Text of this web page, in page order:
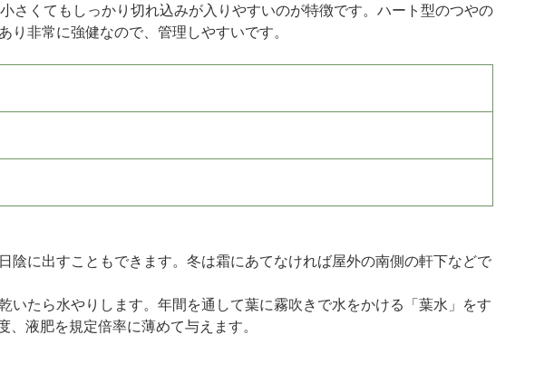
くてもしっかり切れ込みが入りやすいのが特徴です。ハート型のつやの
非常に強健なので、管理しやすいです。
に出すこともできます。冬は霜にあてなければ屋外の南側の軒下などで
たら水やりします。年間を通して葉に霧吹きで水をかける「葉水」をす
液肥を規定倍率に薄めて与えます。